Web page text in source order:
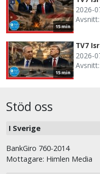
15 min
2026-
15 min
TV7
2026-
Stöd oss
I Sverige
BankGiro 760-2014
Mottagare: Himlen Media